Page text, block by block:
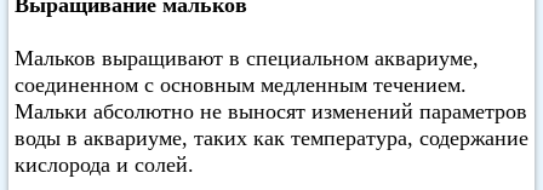
Выращивание мальков
Мальков выращивают в специальном аквариуме,
соединенном с основным медленным течением.
Мальки абсолютно не выносят изменений параметров
воды в аквариуме, таких как температура, содержание
кислорода и солей.